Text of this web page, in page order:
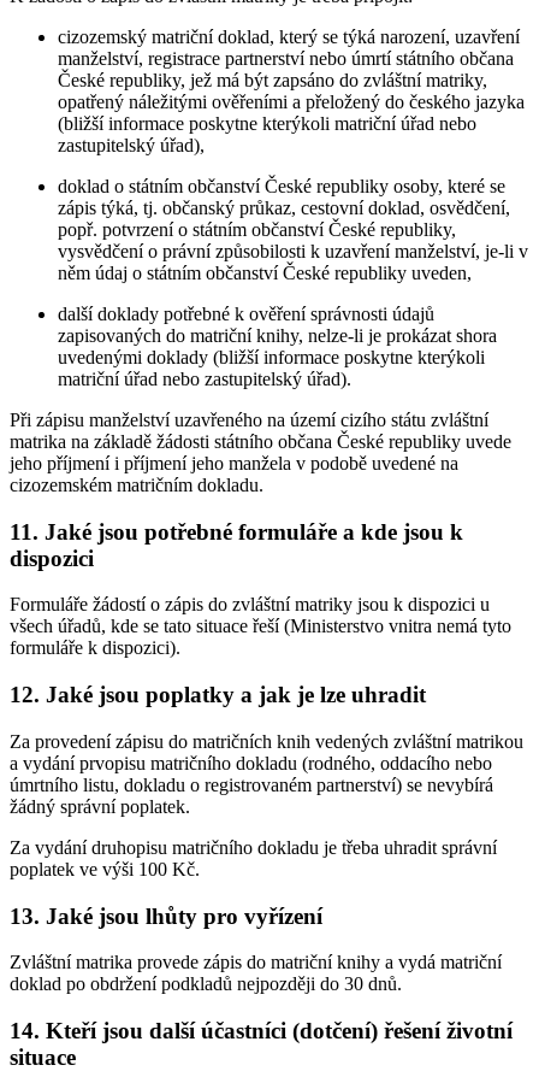
cizozemský matriční doklad, který se týká narození, uzavření
manželství, registrace partnerství nebo úmrtí státního občana
České republiky, jež má být zapsáno do zvláštní matriky,
opatřený náležitými ověřeními a přeložený do českého jazyka
(bližší informace poskytne kterýkoli matriční úřad nebo
zastupitelský úřad),
doklad o státním občanství České republiky osoby, které se
zápis týká, tj. občanský průkaz, cestovní doklad, osvědčení,
popř. potvrzení o státním občanství České republiky,
vysvědčení o právní způsobilosti k uzavření manželství, je-li v
něm údaj o státním občanství České republiky uveden,
další doklady potřebné k ověření správnosti údajů
zapisovaných do matriční knihy, nelze-li je prokázat shora
uvedenými doklady (bližší informace poskytne kterýkoli
matriční úřad nebo zastupitelský úřad).
Při zápisu manželství uzavřeného na území cizího státu zvláštní
matrika na základě žádosti státního občana České republiky uvede
jeho příjmení i příjmení jeho manžela v podobě uvedené na
cizozemském matričním dokladu.
11. Jaké jsou potřebné formuláře a kde jsou k
dispozici
Formuláře žádostí o zápis do zvláštní matriky jsou k dispozici u
všech úřadů, kde se tato situace řeší (Ministerstvo vnitra nemá tyto
formuláře k dispozici).
12. Jaké jsou poplatky a jak je lze uhradit
Za provedení zápisu do matričních knih vedených zvláštní matrikou
a vydání prvopisu matričního dokladu (rodného, oddacího nebo
úmrtního listu, dokladu o registrovaném partnerství) se nevybírá
žádný správní poplatek.
Za vydání druhopisu matričního dokladu je třeba uhradit správní
poplatek ve výši 100 Kč.
13. Jaké jsou lhůty pro vyřízení
Zvláštní matrika provede zápis do matriční knihy a vydá matriční
doklad po obdržení podkladů nejpozději do 30 dnů.
14. Kteří jsou další účastníci (dotčení) řešení životní
situace